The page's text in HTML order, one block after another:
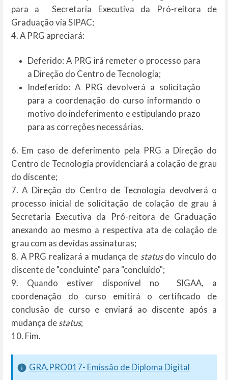
para a Secretaria Executiva da Pró-reitora de
Graduação via SIPAC;
4. A PRG apreciará:
Deferido: A PRG irá remeter o processo para
a Direção do Centro de Tecnologia;
Indeferido: A PRG devolverá a solicitação
para a coordenação do curso informando o
motivo do indeferimento e estipulando prazo
para as correções necessárias.
6. Em caso de deferimento pela PRG a Direção do
Centro de Tecnologia providenciará a colação de grau
do discente;
7. A Direção do Centro de Tecnologia devolverá o
processo inicial de solicitação de colação de grau à
Secretaria Executiva da Pró-reitora de Graduação
anexando ao mesmo a respectiva ata de colação de
grau com as devidas assinaturas;
8. A PRG realizará a mudança de statusdo vínculo do
discente de "concluinte" para "concluído";
9. Quando estiver disponível no SIGAA, a
coordenação do curso emitirá o certificado de
conclusão de curso e enviará ao discente após a
mudança destatus;
10. Fim.
GRA.PRO017- Emissão de Diploma Digital